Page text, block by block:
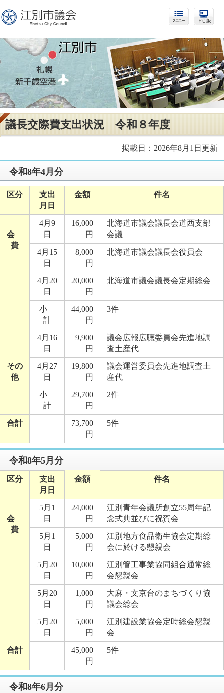
議長交際費支出状況 令和８年度
掲載日：2026年8月1日更新
令和8年4月分
区分
支出
月日
金額 件名
会
費
4月9
日
16,000
円
北海道市議会議長会道西支部
会議
4月15
日
8,000
円
北海道市議会議長会役員会
4月20
日
20,000
円
北海道市議会議長会定期総会
小
計
44,000
円
3件
その
他
4月16
日
9,900
円
議会広報広聴委員会先進地調
査土産代
4月27
日
19,800
円
議会運営委員会先進地調査土
産代
小
計
29,700
円
2件
合計
73,700
円
5件
令和8年5月分
区分
支出
月日
金額 件名
会
費
5月1
日
24,000
円
江別青年会議所創立55周年記
念式典並びに祝賀会
5月1
日
5,000
円
江別地方食品衛生協会定期総
会に於ける懇親会
5月20
日
10,000
円
江別管工事業協同組合通常総
会懇親会
5月20
日
1,000
円
大麻・文京台のまちづくり協
議会総会
5月20
日
5,000
円
江別建設業協会定時総会懇親
会
合計
45,000
円
5件
令和8年6月分